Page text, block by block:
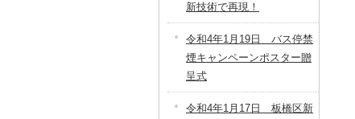
新技術で再現！
令和4年1月19日 バス停禁
煙キャンペーンポスター贈
呈式
令和4年1月17日 板橋区新